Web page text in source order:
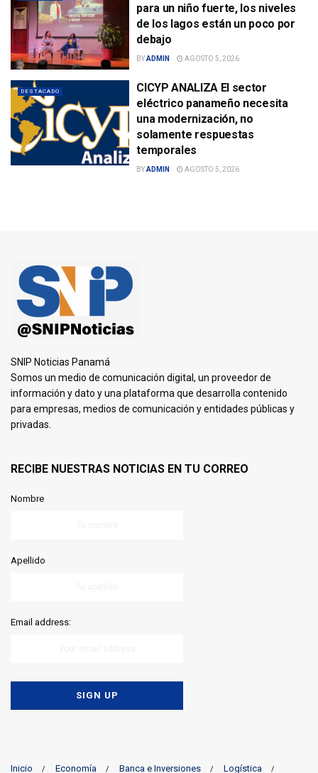
para un niño fuerte, los niveles
de los lagos están un poco por
debajo
BYADMIN AGOSTO 5, 2026
DESTACADO
CICYP ANALIZA El sector
eléctrico panameño necesita
una modernización, no
solamente respuestas
temporales
BYADMIN AGOSTO 5, 2026
SNIP Noticias Panamá
Somos un medio de comunicación digital, un proveedor de
información y dato y una plataforma que desarrolla contenido
para empresas, medios de comunicación y entidades públicas y
privadas.
RECIBE NUESTRAS NOTICIAS EN TU CORREO
Nombre
Apellido
Email address:
Inicio Economía Banca e Inversiones Logística